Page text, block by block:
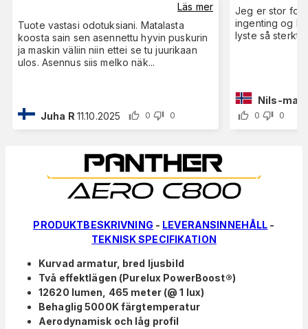
Läs mer
Tuote vastasi odotuksiani. Matalasta
koosta sain sen asennettu hyvin puskurin
ja maskin väliin niin ettei se tu juurikaan
ulos. Asennus siis melko näk...
Juha R 11.10.2025 0 0
Jeg er stor
ingenting og
lyste så sterkt
Nils-
0 0
PRODUKTBESKRIVNING - LEVERANSINNEHÅLL -
TEKNISK SPECIFIKATION
Kurvad armatur, bred ljusbild
Två effektlägen (Purelux PowerBoost®)
12620 lumen, 465 meter (@ 1 lux)
Behaglig 5000K färgtemperatur
Aerodynamisk och låg profil